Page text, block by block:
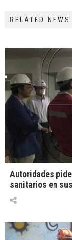
RELATED NEWS
Autoridades
sanitarios en